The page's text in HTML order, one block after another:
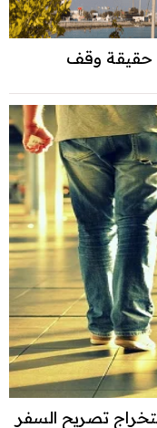
العمل في الإمارات 2026.. حقيقة وقف
كيفية استخراج تصريح السفر